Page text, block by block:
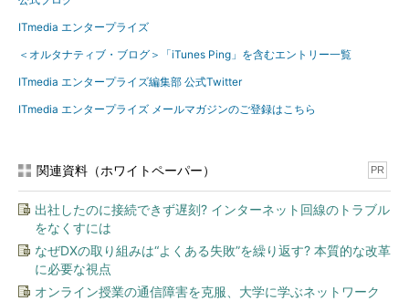
ITmedia エンタープライズ
＜オルタナティブ・ブログ＞「iTunes Ping」を含むエントリー一覧
ITmedia エンタープライズ編集部 公式Twitter
ITmedia エンタープライズ メールマガジンのご登録はこちら
関連資料（ホワイトペーパー） PR
出社したのに接続できず遅刻? インターネット回線のトラブル
をなくすには
なぜDXの取り組みは“よくある失敗”を繰り返す? 本質的な改革
に必要な視点
オンライン授業の通信障害を克服、大学に学ぶネットワーク